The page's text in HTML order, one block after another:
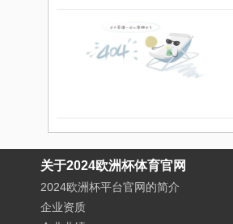
关于2024欧洲杯体育官网
2024欧洲杯平台官网的简介
企业资质